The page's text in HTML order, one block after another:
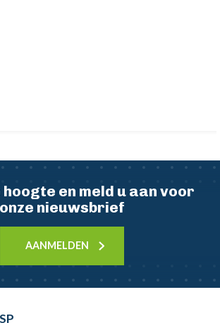
hoogte en meld u aan voor
onze nieuwsbrief
AANMELDEN